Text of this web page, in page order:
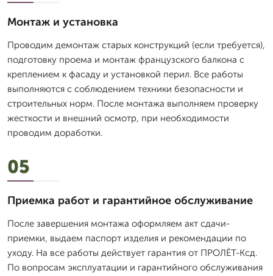
Монтаж и установка
Проводим демонтаж старых конструкций (если требуется),
подготовку проема и монтаж французского балкона с
креплением к фасаду и установкой перил. Все работы
выполняются с соблюдением техники безопасности и
строительных норм. После монтажа выполняем проверку
жесткости и внешний осмотр, при необходимости
проводим доработки.
05
Приемка работ и гарантийное обслуживание
После завершения монтажа оформляем акт сдачи-
приемки, выдаем паспорт изделия и рекомендации по
уходу. На все работы действует гарантия от ПРОЛЁТ-Ксд.
По вопросам эксплуатации и гарантийного обслуживания